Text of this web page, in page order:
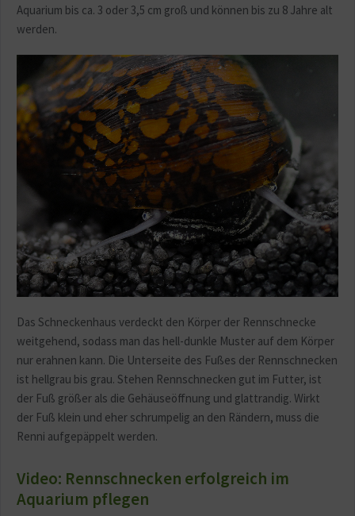
Aquarium bis ca. 3 oder 3,5 cm groß und können bis zu 8 Jahre alt
werden.
Das Schneckenhaus verdeckt den Körper der Rennschnecke
weitgehend, sodass man das hell-dunkle Muster auf dem Körper
nur erahnen kann. Die Unterseite des Fußes der Rennschnecken
ist hellgrau bis grau. Stehen Rennschnecken gut im Futter, ist
der Fuß größer als die Gehäuseöffnung und glattrandig. Wirkt
der Fuß klein und eher schrumpelig an den Rändern, muss die
Renni aufgepäppelt werden.
Video: Rennschnecken erfolgreich im
Aquarium pflegen